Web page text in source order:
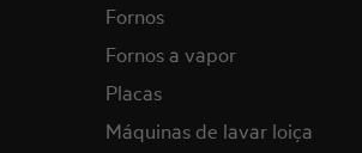
Fornos
Fornos a vapor
Placas
Máquinas de lavar loiça